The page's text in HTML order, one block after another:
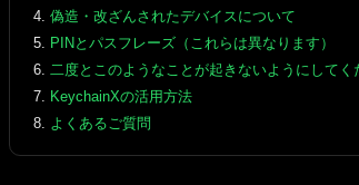
偽造・改ざんされたデバイスについて
PINとパスフレーズ（これらは異なります）
二度とこのようなことが起きないようにしてく
KeychainXの活用方法
よくあるご質問